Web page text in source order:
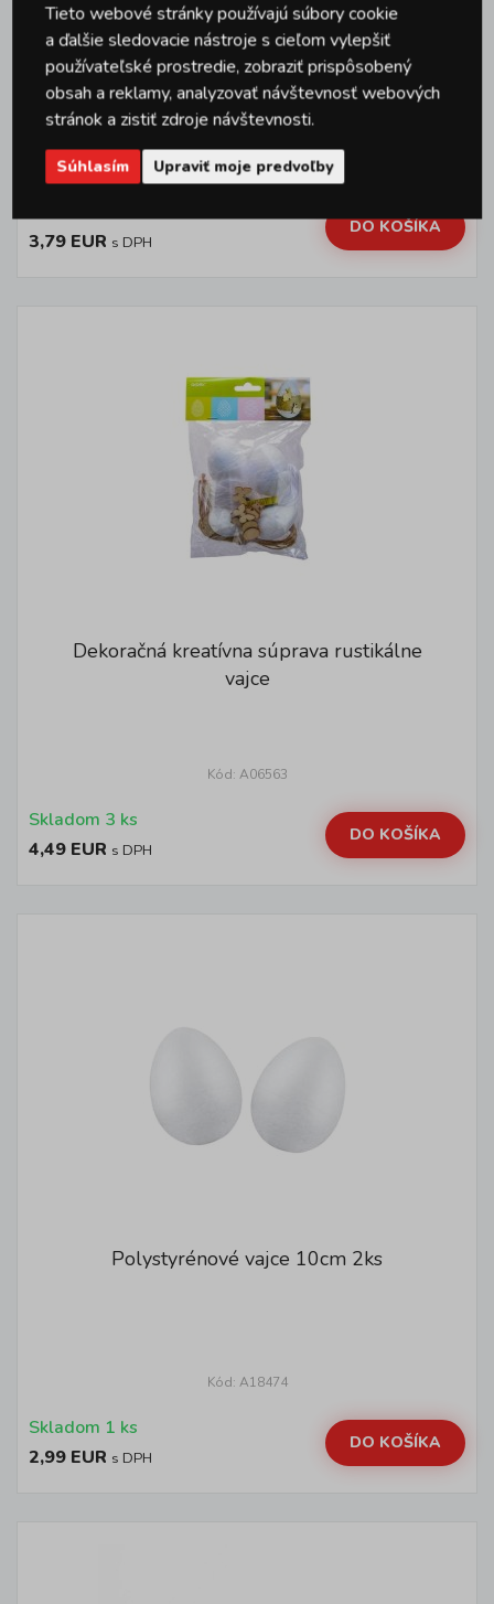
Brokátové vajce 24ks MIX rozmerov
Kód: A17323
3,79 EUR s DPH
DO KOŠÍKA
Dekoračná kreatívna súprava rustikálne
vajce
Kód: A06563
Skladom 3 ks
4,49 EUR s DPH
DO KOŠÍKA
Polystyrénové vajce 10cm 2ks
Kód: A18474
Skladom 1 ks
2,99 EUR s DPH
DO KOŠÍKA
Tieto webové stránky používajú súbory cookie
a ďalšie sledovacie nástroje s cieľom vylepšiť
používateľské prostredie, zobraziť prispôsobený
obsah a reklamy, analyzovať návštevnosť webových
stránok a zistiť zdroje návštevnosti.
Súhlasím Upraviť moje predvoľby